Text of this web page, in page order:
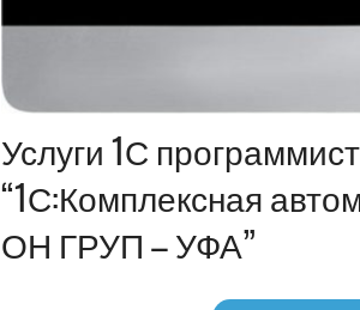
Информация
Услуги 1С
“1С:Комплексная
ОН ГРУП – УФА”